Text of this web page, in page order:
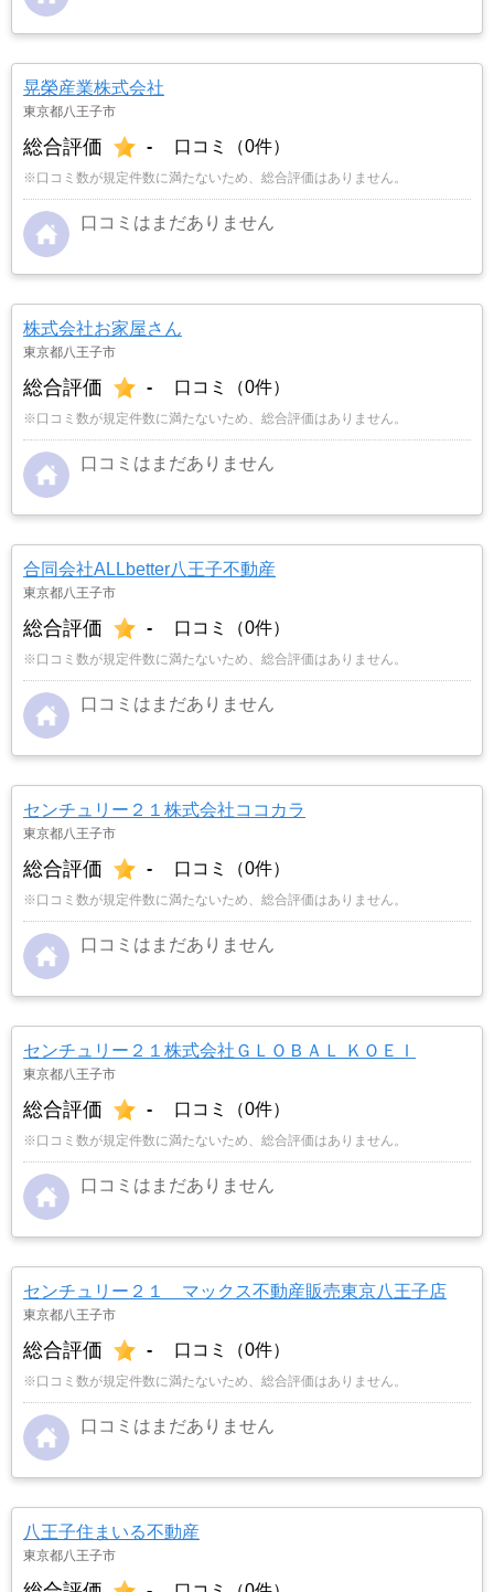
晃榮産業株式会社
東京都八王子市
総合評価 - 口コミ（0件）
※口コミ数が規定件数に満たないため、総合評価はありません。
口コミはまだありません
株式会社お家屋さん
東京都八王子市
総合評価 - 口コミ（0件）
※口コミ数が規定件数に満たないため、総合評価はありません。
口コミはまだありません
合同会社ALLbetter八王子不動産
東京都八王子市
総合評価 - 口コミ（0件）
※口コミ数が規定件数に満たないため、総合評価はありません。
口コミはまだありません
センチュリー２１株式会社ココカラ
東京都八王子市
総合評価 - 口コミ（0件）
※口コミ数が規定件数に満たないため、総合評価はありません。
口コミはまだありません
センチュリー２１株式会社ＧＬＯＢＡＬ ＫＯＥＩ
東京都八王子市
総合評価 - 口コミ（0件）
※口コミ数が規定件数に満たないため、総合評価はありません。
口コミはまだありません
センチュリー２１ マックス不動産販売東京八王子店
東京都八王子市
総合評価 - 口コミ（0件）
※口コミ数が規定件数に満たないため、総合評価はありません。
口コミはまだありません
八王子住まいる不動産
東京都八王子市